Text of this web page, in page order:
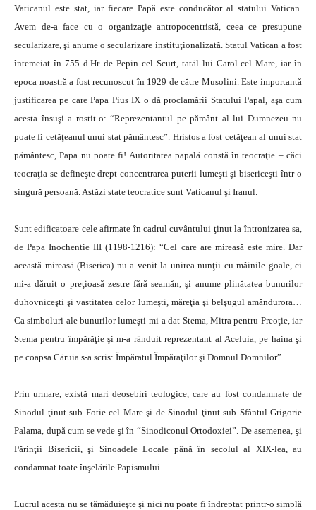
Vaticanul este stat, iar fiecare Papă este conducător al statului Vatican.
Avem de-a face cu o organizaţie antropocentristă, ceea ce presupune
secularizare, şi anume o secularizare instituţionalizată. Statul Vatican a fost
întemeiat în 755 d.Hr. de Pepin cel Scurt, tatăl lui Carol cel Mare, iar în
epoca noastră a fost recunoscut în 1929 de către Musolini. Este importantă
justificarea pe care Papa Pius IX o dă proclamării Statului Papal, aşa cum
acesta însuşi a rostit-o: “Reprezentantul pe pământ al lui Dumnezeu nu
poate fi cetăţeanul unui stat pământesc”. Hristos a fost cetăţean al unui stat
pământesc, Papa nu poate fi! Autoritatea papală constă în teocraţie – căci
teocraţia se defineşte drept concentrarea puterii lumeşti şi bisericeşti într-o
singură persoană. Astăzi state teocratice sunt Vaticanul şi Iranul.
Sunt edificatoare cele afirmate în cadrul cuvântului ţinut la întronizarea sa,
de Papa Inochentie III (1198-1216): “Cel care are mireasă este mire. Dar
această mireasă (Biserica) nu a venit la unirea nunţii cu mâinile goale, ci
mi-a dăruit o preţioasă zestre fără seamăn, şi anume plinătatea bunurilor
duhovniceşti şi vastitatea celor lumeşti, măreţia şi belşugul amândurora…
Ca simboluri ale bunurilor lumeşti mi-a dat Stema, Mitra pentru Preoţie, iar
Stema pentru împărăţie şi m-a rânduit reprezentant al Aceluia, pe haina şi
pe coapsa Căruia s-a scris: Împăratul Împăraţilor şi Domnul Domnilor”.
Prin urmare, există mari deosebiri teologice, care au fost condamnate de
Sinodul ţinut sub Fotie cel Mare şi de Sinodul ţinut sub Sfântul Grigorie
Palama, după cum se vede şi în “Sinodiconul Ortodoxiei”. De asemenea, şi
Părinţii Bisericii, şi Sinoadele Locale până în secolul al XIX-lea, au
condamnat toate înşelările Papismului.
Lucrul acesta nu se tămăduieşte şi nici nu poate fi îndreptat printr-o simplă